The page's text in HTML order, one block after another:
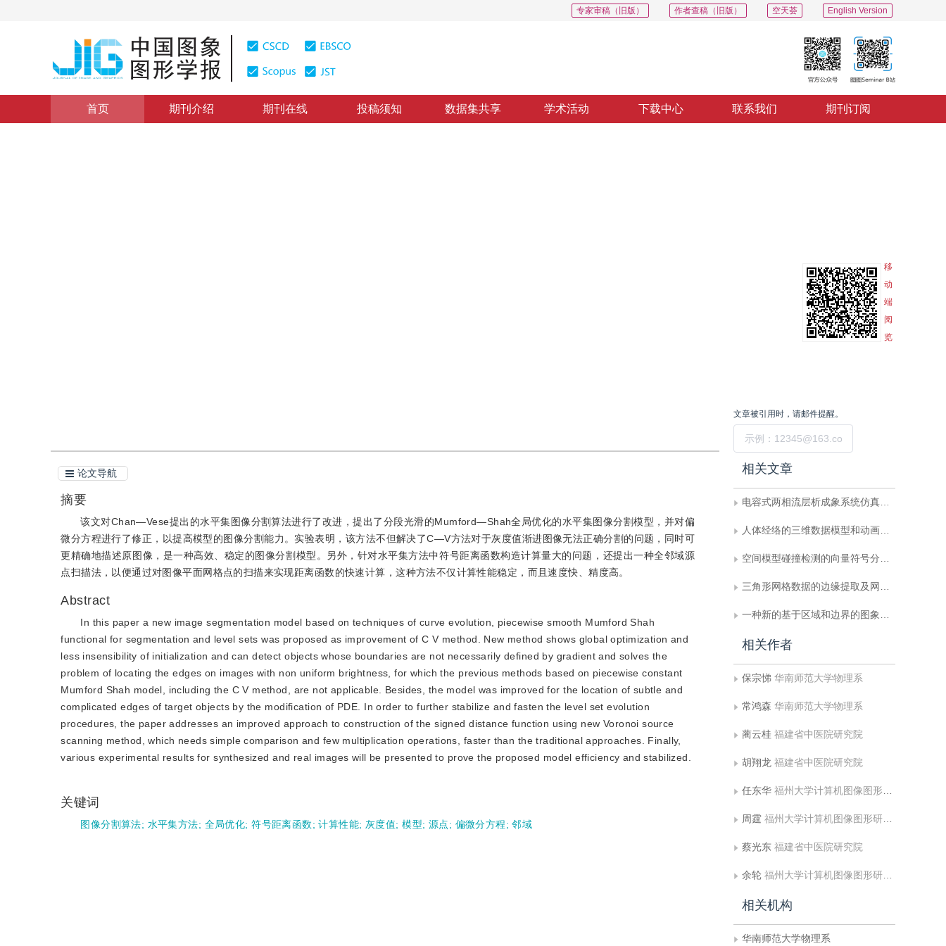
English Version
空天荟
作者查稿（旧版）
专家审稿（旧版）
首页 期刊介绍 期刊在线 投稿须知 数据集共享 学术活动 下载中心 联系我们 期刊订阅
移
动
端
阅
览
论文导航
摘要
该文对Chan—Vese提出的水平集图像分割算法进行了改进，提出了分段光滑的Mumford—Shah全局优化的水平集图像分割模型，并对偏
微分方程进行了修正，以提高模型的图像分割能力。实验表明，该方法不但解决了C—V方法对于灰度值渐进图像无法正确分割的问题，同时可
更精确地描述原图像，是一种高效、稳定的图像分割模型。另外，针对水平集方法中符号距离函数构造计算量大的问题，还提出一种全邻域源
点扫描法，以便通过对图像平面网格点的扫描来实现距离函数的快速计算，这种方法不仅计算性能稳定，而且速度快、精度高。
Abstract
In this paper a new image segmentation model based on techniques of curve evolution, piecewise smooth Mumford Shah
functional for segmentation and level sets was proposed as improvement of C V method. New method shows global optimization and
less insensibility of initialization and can detect objects whose boundaries are not necessarily defined by gradient and solves the
problem of locating the edges on images with non uniform brightness, for which the previous methods based on piecewise constant
Mumford Shah model, including the C V method, are not applicable. Besides, the model was improved for the location of subtle and
complicated edges of target objects by the modification of PDE. In order to further stabilize and fasten the level set evolution
procedures, the paper addresses an improved approach to construction of the signed distance function using new Voronoi source
scanning method, which needs simple comparison and few multiplication operations, faster than the traditional approaches. Finally,
various experimental results for synthesized and real images will be presented to prove the proposed model efficiency and stabilized.
关键词
图像分割算法; 水平集方法; 全局优化;符号距离函数;计算性能; 灰度值;模型; 源点; 偏微分方程;邻域
文章被引用时，请邮件提醒。
相关文章
电容式两相流层析成象系统仿真研究
人体经络的三维数据模型和动画显示方法研究
空间模型碰撞检测的向量符号分析方法与实现
三角形网格数据的边缘提取及网格自适应细分
一种新的基于区域和边界的图象分割方法
相关作者
保宗悌 华南师范大学物理系
常鸿森 华南师范大学物理系
蔺云桂 福建省中医院研究院
胡翔龙 福建省中医院研究院
任东华 福州大学计算机图像图形研究所
周霆 福州大学计算机图像图形研究所
蔡光东 福建省中医院研究院
余轮 福州大学计算机图像图形研究所
相关机构
华南师范大学物理系